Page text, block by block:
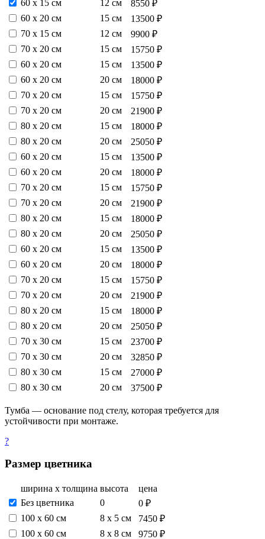
60 х 15 см 12 см
8550 ₽
60 х 20 см
15 см
13500 ₽
70 х 15 см
12 см
9900 ₽
70 х 20 см
15 см
15750 ₽
60 х 20 см
15 см
13500 ₽
60 х 20 см
20 см
18000 ₽
70 х 20 см
15 см
15750 ₽
70 х 20 см
20 см
21900 ₽
80 х 20 см
15 см
18000 ₽
80 х 20 см
20 см
25050 ₽
60 х 20 см
15 см
13500 ₽
60 х 20 см
20 см
18000 ₽
70 х 20 см
15 см
15750 ₽
70 х 20 см
20 см
21900 ₽
80 х 20 см
15 см
18000 ₽
80 х 20 см
20 см
25050 ₽
60 х 20 см
15 см
13500 ₽
60 х 20 см
20 см
18000 ₽
70 х 20 см
15 см
15750 ₽
70 х 20 см
20 см
21900 ₽
80 х 20 см
15 см
18000 ₽
80 х 20 см
20 см
25050 ₽
70 х 30 см
15 см
23700 ₽
70 х 30 см
20 см
32850 ₽
80 х 30 см
15 см
27000 ₽
80 х 30 см
20 см 37500 ₽
Тумба — основание под стелу, которая требуется для
устойчивости при монтаже.
?
Размер цветника
ширина х толщина высота
цена
Без цветника
0
0 ₽
100 х 60 см
8 х 5 см
7450 ₽
100 х 60 см
8 х 8 см
9750 ₽